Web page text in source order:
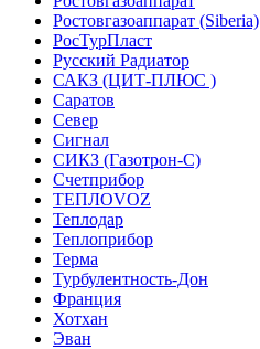
Ростовгазоаппарат (Siberia)
РосТурПласт
Русский Радиатор
САКЗ (ЦИТ-ПЛЮС )
Саратов
Север
Сигнал
СИКЗ (Газотрон-С)
Счетприбор
ТЕПЛОVOZ
Теплодар
Теплоприбор
Терма
Турбулентность-Дон
Франция
Хотхан
Эван